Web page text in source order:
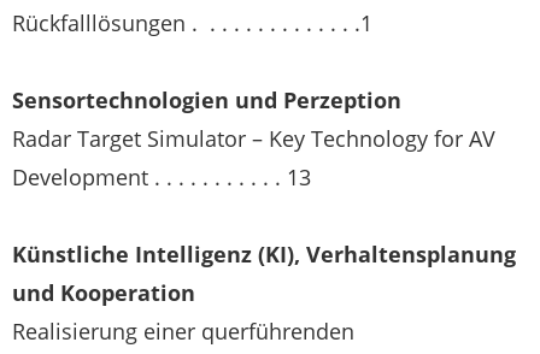
Rückfalllösungen . . . . . . . . . . . . . .1
Sensortechnologien und Perzeption
Radar Target Simulator – Key Technology for AV
Development . . . . . . . . . . . 13
Künstliche Intelligenz (KI), Verhaltensplanung
und Kooperation
Realisierung einer querführenden